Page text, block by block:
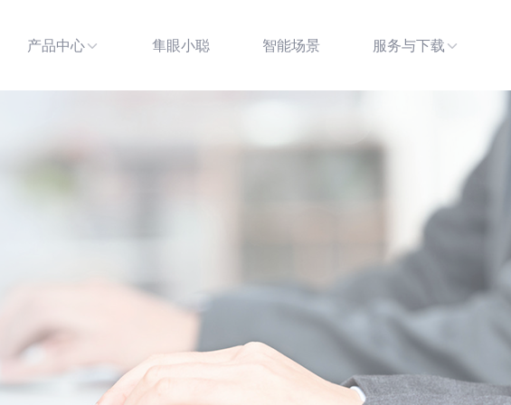
产品中心 隼眼小聪 智能场景 服务与下载